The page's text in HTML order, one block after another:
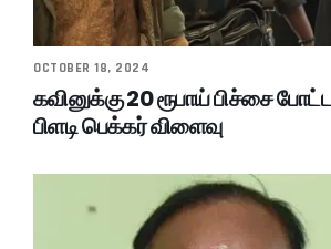
OCTOBER 18, 2024
கவினுக்கு 20 ரூபாய் பிச்சை
பிளடி பெக்கர் விளைவு